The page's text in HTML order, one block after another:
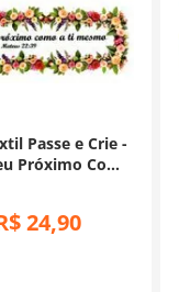
Passe e Crie -
Próximo Como
24,90